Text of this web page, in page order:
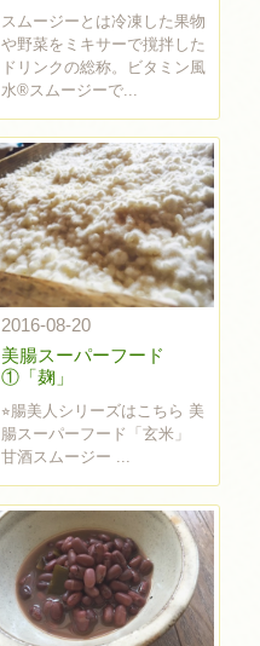
スムージーとは冷凍した果物
や野菜をミキサーで撹拌した
ドリンクの総称。ビタミン風
水®︎スムージーで...
2016-08-20
美腸スーパーフード
①「麹」
⭐︎腸美人シリーズはこちら 美
腸スーパーフード「玄米」
甘酒スムージー ...